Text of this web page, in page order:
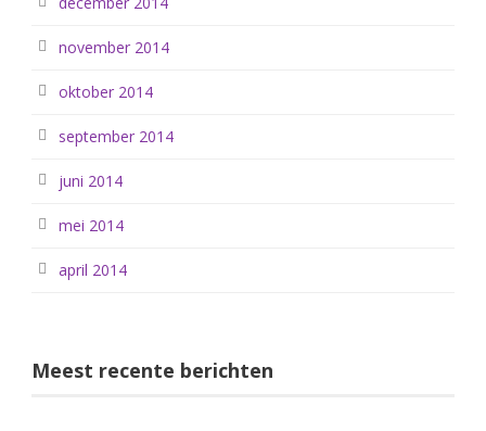
november 2014
oktober 2014
september 2014
juni 2014
mei 2014
april 2014
Meest recente berichten